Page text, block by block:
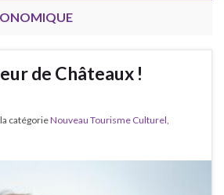
de Châteaux !
catégorieNouveau Tourisme Culturel,